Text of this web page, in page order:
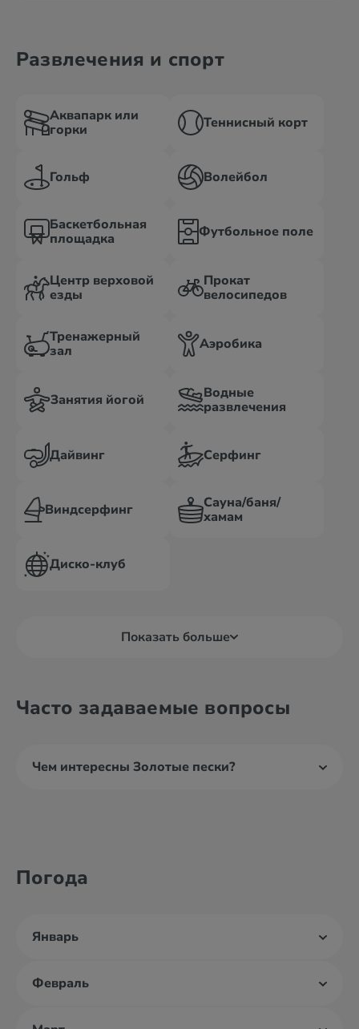
Развлечения и спорт
Аквапарк или
горки
Теннисный корт
Гольф Волейбол
Баскетбольная
площадка
Футбольное поле
Центр верховой
езды
Прокат
велосипедов
Тренажерный
зал
Аэробика
Занятия йогой
Водные
развлечения
Дайвинг Серфинг
Виндсерфинг
Сауна/баня/
хамам
Диско-клуб
Показать больше
Часто задаваемые вопросы
Чем интересны Золотые пески?
Погода
Январь
Февраль